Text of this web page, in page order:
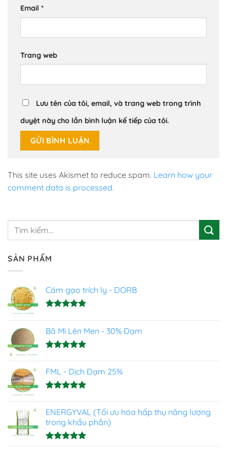
Email *
Trang web
Lưu tên của tôi, email, và trang web trong trình
duyệt này cho lần bình luận kế tiếp của tôi.
This site uses Akismet to reduce spam. Learn how your
comment data is processed.
SẢN PHẨM
Cám gạo trích ly - DORB
5 sao
Bã Mì Lên Men - 30% Đạm
5 sao
FML - Dịch Đạm 25%
5 sao
ENERGYVAL (Tối ưu hóa hấp thụ năng lượng
trong khẩu phần)